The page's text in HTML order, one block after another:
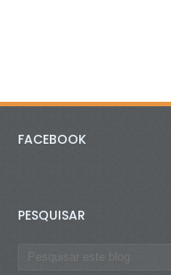
FACEBOOK
PESQUISAR